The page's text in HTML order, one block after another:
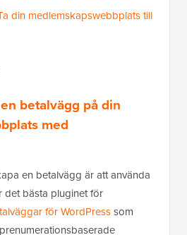
din medlemskapswebbplats till
betalvägg på din
med
en betalvägg är att använda
det bästa pluginet för
för WordPresssom